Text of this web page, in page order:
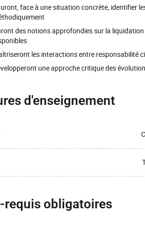
face à une situation concrète, identifier
des notions approfondies sur la
les interactions entre responsabilité
une approche critique des
d'enseignement
requis obligatoires